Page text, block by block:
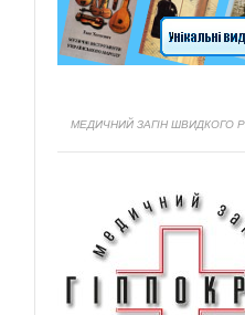
МЕДИЧНИЙ ЗАГІН ШВИДКОГО